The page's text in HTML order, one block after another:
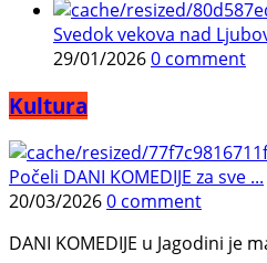
Svedok vekova nad
29/01/20260 comment
Kultura
Počeli DANI KOMEDIJE za sve ...
20/03/20260 comment
DANI KOMEDIJE u Jagodini